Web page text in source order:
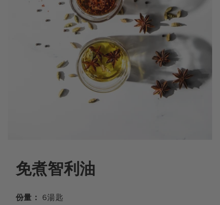
免煮智利油
份量： 6湯匙